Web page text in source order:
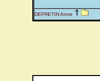
DEFRETIN Anne